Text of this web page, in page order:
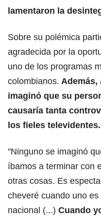
lamentaron la
Sobre su polémica
agradecida por la
uno de los programas
colombianos. Además,
imaginó que su
causaría tanta
los fieles televidentes.
"Ninguno se imaginó
íbamos a terminar con
otras cosas. Es
cheveré cuando uno
nacional (...) Cuando